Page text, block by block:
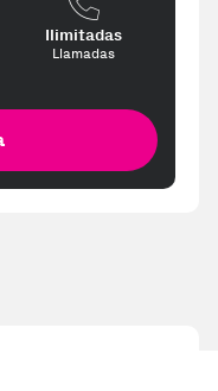
Ilimitadas
Llamadas